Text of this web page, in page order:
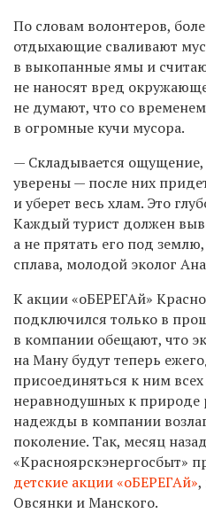
По словам волонтеров,
отдыхающие сваливают
в выкопанные ямы и
не наносят вред
не думают, что со
в огромные кучи мусора.
— Складывается
уверены — после них
и уберет весь хлам. Это
Каждый турист должен
а не прятать его под
сплава, молодой эколог
К акции «оБЕРЕГАй»
подключился только в
в компании обещают, что
на Ману будут теперь
присоединяться к ним
неравнодушных к природе
надежды в компании
поколение. Так, месяц назад
«Красноярскэнергосбыт»
детские акции «оБЕРЕГАй»,
Овсянки и Манского.